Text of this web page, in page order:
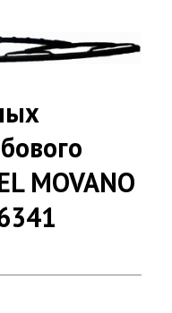
MOVANO